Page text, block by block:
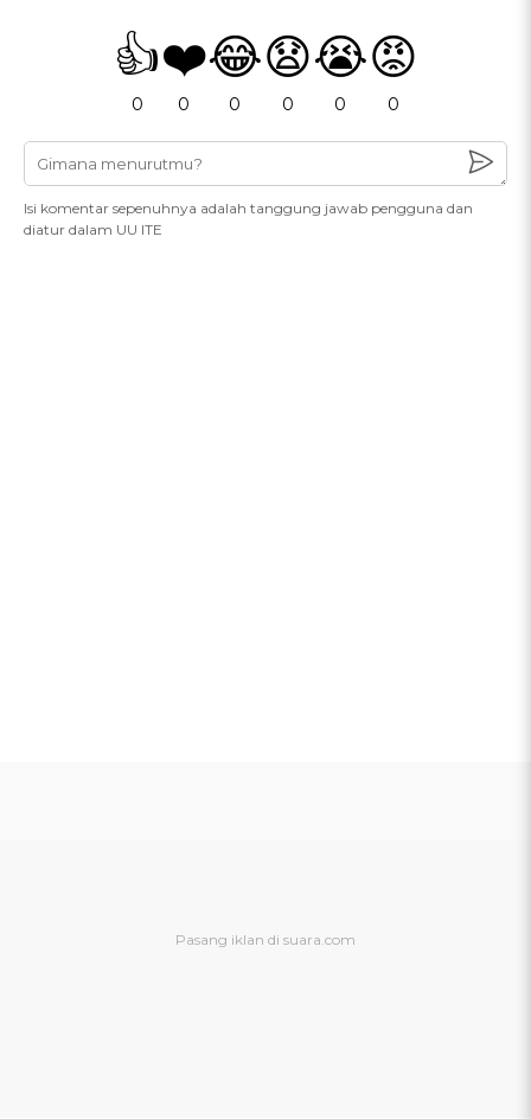
👍
0
❤️
0
😂
0
😧
0
😭
0
😡
0
Isi komentar sepenuhnya adalah tanggung jawab pengguna dan
diatur dalam UU ITE